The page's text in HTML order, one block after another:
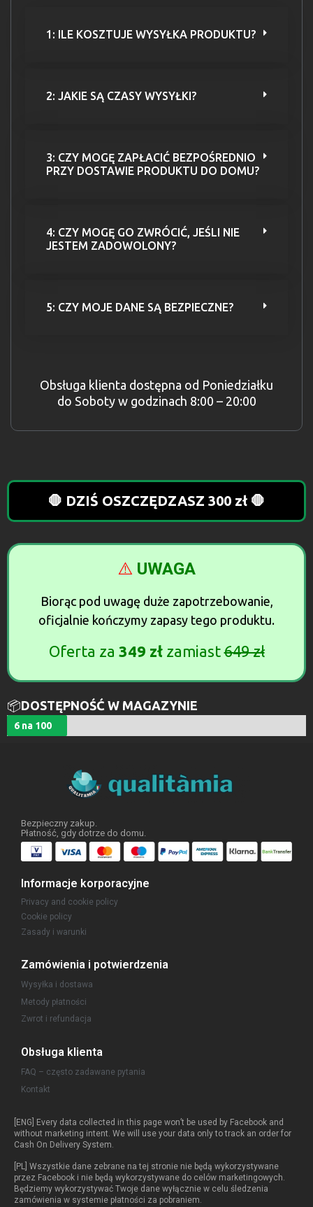
1: ILE KOSZTUJE WYSYŁKA PRODUKTU?
2: JAKIE SĄ CZASY WYSYŁKI?
3: CZY MOGĘ ZAPŁACIĆ BEZPOŚREDNIO
PRZY DOSTAWIE PRODUKTU DO DOMU?
4: CZY MOGĘ GO ZWRÓCIĆ, JEŚLI NIE
JESTEM ZADOWOLONY?
5: CZY MOJE DANE SĄ BEZPIECZNE?
Obsługa klienta dostępna od Poniedziałku
do Soboty w godzinach 8:00 – 20:00
🛑 DZIŚ OSZCZĘDZASZ 300 zł 🛑
⚠️ UWAGA
Biorąc pod uwagę duże zapotrzebowanie,
oficjalnie kończymy zapasy tego produktu.
Oferta za 349 zł zamiast649 zł
📦DOSTĘPNOŚĆ W MAGAZYNIE
6 na 100
Bezpieczny zakup.
Płatność, gdy dotrze do domu.
Informacje korporacyjne
Privacy and cookie policy
Cookie policy
Zasady i warunki
Zamówienia i potwierdzenia
Wysyłka i dostawa
Metody płatności
Zwrot i refundacja
Obsługa klienta
FAQ – często zadawane pytania
Kontakt
[ENG] Every data collected in this page won’t be used by Facebook and
without marketing intent. We will use your data only to track an order for
Cash On Delivery System.
[PL] Wszystkie dane zebrane na tej stronie nie będą wykorzystywane
przez Facebook i nie będą wykorzystywane do celów marketingowych.
Będziemy wykorzystywać Twoje dane wyłącznie w celu śledzenia
zamówienia w systemie płatności za pobraniem.